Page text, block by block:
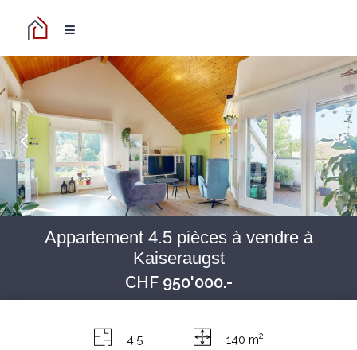
Appartement 4.5 pièces à vendre à
Kaiseraugst
CHF 950'000.-
4.5 140 m2